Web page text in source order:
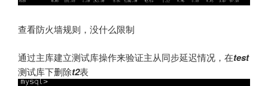
查看防火墙规则，没什么限制
通过主库建立测试库操作来验证主从同步延迟情况，在test
测试库下删除t2表